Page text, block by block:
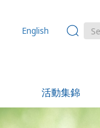
English
活動集錦